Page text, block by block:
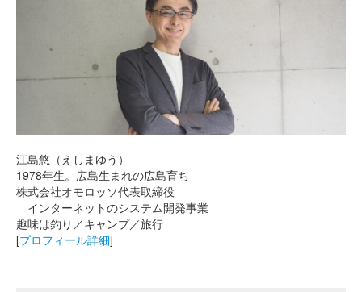
江島悠（えしまゆう）
1978年生。広島生まれの広島育ち
株式会社オモロッソ代表取締役
インターネットのシステム開発事業
趣味は釣り／キャンプ／旅行
[プロフィール詳細]